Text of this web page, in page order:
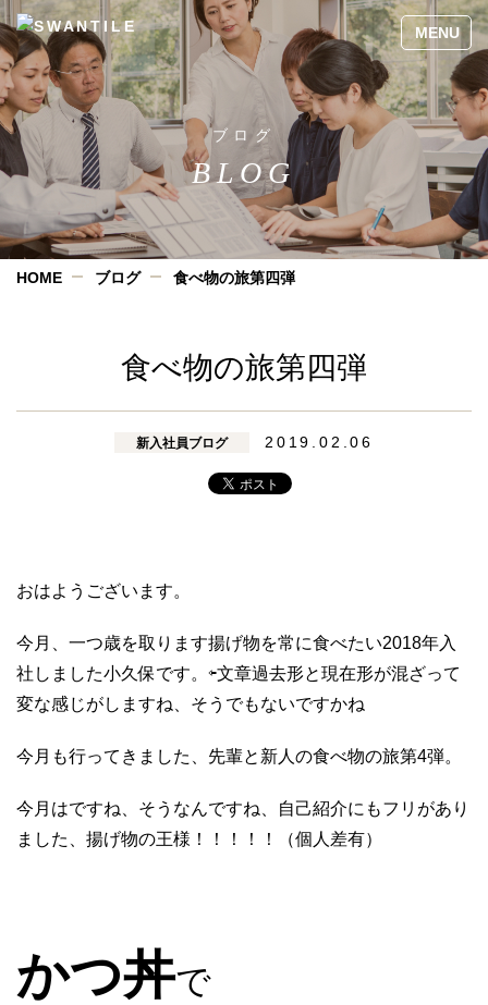
ブログ
BLOG
HOME ブログ 食べ物の旅第四弾
食べ物の旅第四弾
新入社員ブログ 2019.02.06
おはようございます。
今月、一つ歳を取ります揚げ物を常に食べたい2018年入
社しました小久保です。⇦文章過去形と現在形が混ざって
変な感じがしますね、そうでもないですかね
今月も行ってきました、先輩と新人の食べ物の旅第4弾。
今月はですね、そうなんですね、自己紹介にもフリがあり
ました、揚げ物の王様！！！！！（個人差有）
かつ丼で